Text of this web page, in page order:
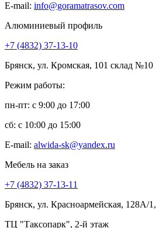
E-mail: info@goramatrasov.com
Алюминиевый профиль
+7 (4832) 37-13-10
Брянск, ул. Кромская, 101 склад №10
Режим работы:
пн-пт: c 9:00 до 17:00
сб: c 10:00 до 15:00
E-mail: alwida-sk@yandex.ru
Мебель на заказ
+7 (4832) 37-13-11
Брянск, ул. Красноармейская, 128А/1,
ТЦ "Таксопарк", 2-й этаж